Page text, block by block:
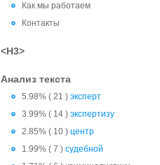
Как мы работаем
Контакты
<H3>
Анализ текста
5.98% ( 21 ) эксперт
3.99% ( 14 ) экспертизу
2.85% ( 10 ) центр
1.99% ( 7 ) судебной